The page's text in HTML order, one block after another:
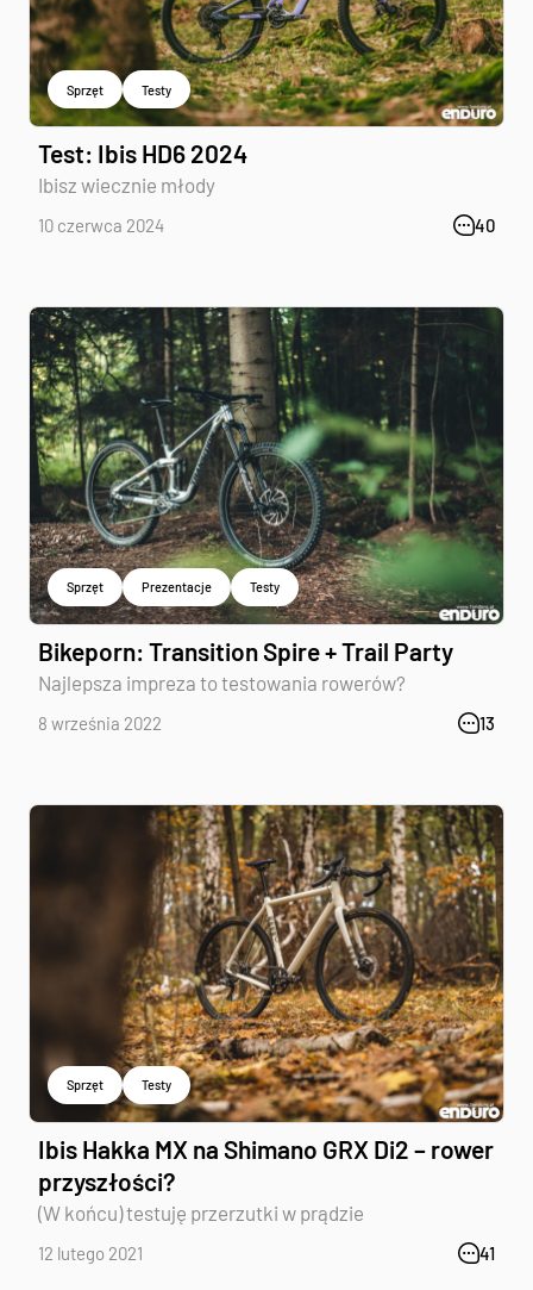
Sprzęt Testy
Test: Ibis HD6 2024
Ibisz wiecznie młody
10 czerwca 2024 40
Sprzęt Prezentacje Testy
Bikeporn: Transition Spire + Trail Party
Najlepsza impreza to testowania rowerów?
8 września 2022 13
Sprzęt Testy
Ibis Hakka MX na Shimano GRX Di2 – rower
przyszłości?
(W końcu) testuję przerzutki w prądzie
12 lutego 2021 41